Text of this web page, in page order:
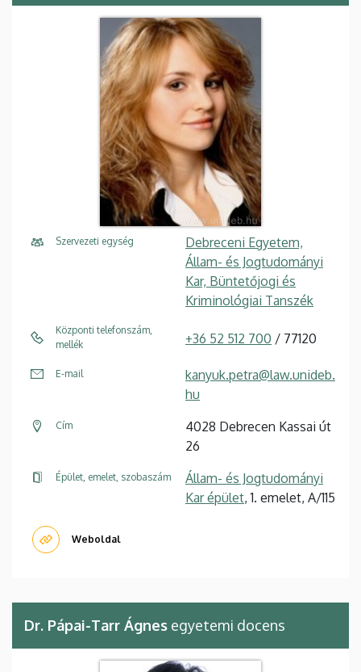
Szervezeti egység
Debreceni Egyetem,
Állam- és Jogtudományi
Kar, Büntetőjogi és
Kriminológiai Tanszék
Központi telefonszám,
mellék
+36 52 512 700 / 77120
E-mail
kanyuk.petra@law.unideb.
hu
Cím
4028 Debrecen Kassai út
26
Épület, emelet, szobaszám
Állam- és Jogtudományi
Kar épület, 1. emelet, A/115
Weboldal
Dr. Pápai-Tarr Ágnes egyetemi docens